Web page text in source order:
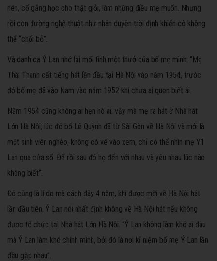
nén, cố gắng học cho thật giỏi, làm những điều mẹ muốn. Nhưng
rồi con đường nghệ thuật như nhân duyên trời định khiến cô không
thể “chối bỏ”.
Và danh ca Ý Lan nhớ lại mối tình một thưở của bố mẹ mình: “Mẹ
Thái Thanh cất tiếng hát lần đầu tại Hà Nội vào năm 1954, trước
đó bố mẹ đã vào Nam vào năm 1952 khi chưa ai quen biết ai.
Năm 1954 cũng không ai hẹn hò ai, vậy mà mẹ ra hát ở Nhà hát
Lớn Hà Nội, lúc đó bố Lê Quỳnh đã từ Sài Gòn về Hà Nội và mới là
một sinh viên nghèo, không có vé vào xem, chỉ có thể nhìn mẹ Y1
Lan qua cửa sổ. Để rồi sau đó họ đến với nhau và yêu nhau lúc nào
không biết”.
Đó cũng là lí do mà cách đây 4 năm, khi được mời về Hà Nội hát
lần đầu tiên, Ý Lan nói nhất định không về Hà Nội hát nếu không
được tổ chức tại Nhà hát Lớn Hà Nội. “Ý Lan không làm khó ai đâu
mà Ý Lan làm khó chính mình, bởi đó là nơi kỉ niệm bố mẹ Ý Lan lần
đầu gặp nhau”.